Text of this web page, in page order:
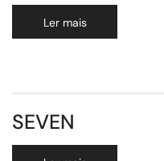
Ler mais
SEVEN